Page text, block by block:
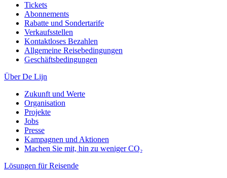
Tickets
Abonnements
Rabatte und Sondertarife
Verkaufsstellen
Kontaktloses Bezahlen
Allgemeine Reisebedingungen
Geschäftsbedingungen
Über De Lijn
Zukunft und Werte
Organisation
Projekte
Jobs
Presse
Kampagnen und Aktionen
Machen Sie mit, hin zu weniger CO₂
Lösungen für Reisende